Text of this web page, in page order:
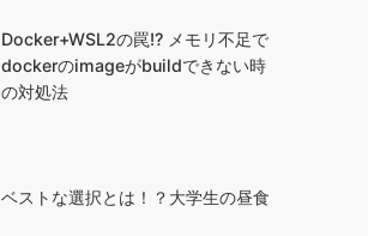
Docker+WSL2の罠!? メモリ不足で
dockerのimageがbuildできない時
の対処法
ベストな選択とは！？大学生の昼食